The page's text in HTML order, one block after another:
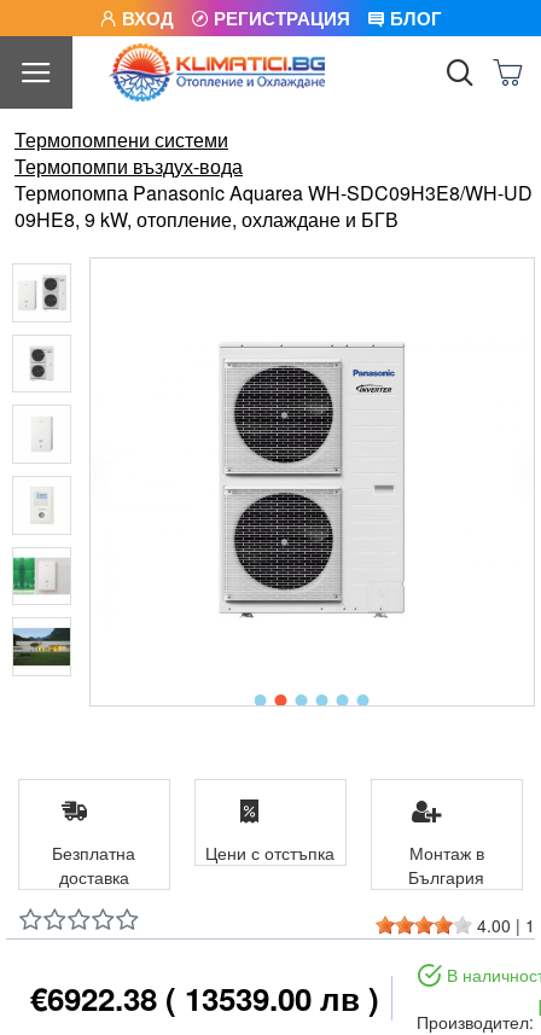
ВХОД РЕГИСТРАЦИЯ БЛОГ
Термопомпени системи
Термопомпи въздух-вода
Термопомпа Panasonic Aquarea WH-SDC09H3E8/WH-UD
09HE8, 9 kW, отопление, охлаждане и БГВ
4.00 | 1
€6922.38 ( 13539.00 лв )
В
Производител:
Безплатна
доставка
Цени с отстъпка
Монтаж в
България